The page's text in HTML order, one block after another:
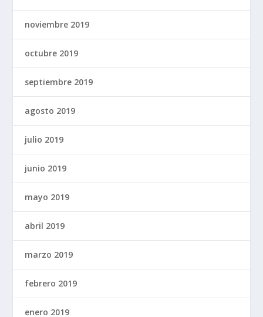
noviembre 2019
octubre 2019
septiembre 2019
agosto 2019
julio 2019
junio 2019
mayo 2019
abril 2019
marzo 2019
febrero 2019
enero 2019